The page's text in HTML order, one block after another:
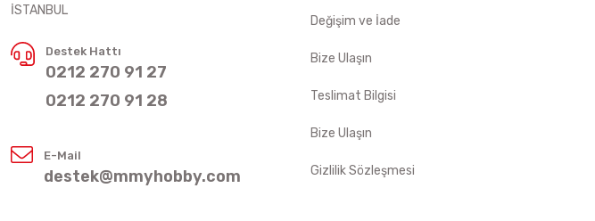
İSTANBUL
Destek Hattı
0212 270 91 27
0212 270 91 28
E-Mail
destek@mmyhobby.com
Değişim ve İade
Bize Ulaşın
Teslimat Bilgisi
Bize Ulaşın
Gizlilik Sözleşmesi